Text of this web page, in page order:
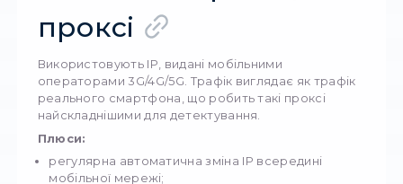
висока швидкість (до гігабітних каналів);
стабільне з’єднання;
просте масштабування та масові
низька вартість у порівнянні з
Особливості ротації:
IP у датацентрових мережах частіше